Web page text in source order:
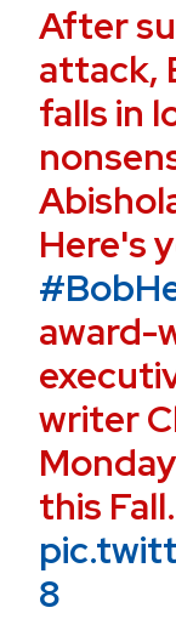
After
attack,
falls in
Here's
award-
writer
this Fall.
8